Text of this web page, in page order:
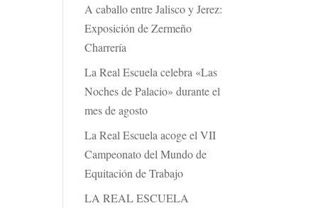
A caballo entre Jalisco y Jerez:
Exposición de Zermeño
Charrería
La Real Escuela celebra «Las
Noches de Palacio» durante el
mes de agosto
La Real Escuela acoge el VII
Campeonato del Mundo de
Equitación de Trabajo
LA REAL ESCUELA